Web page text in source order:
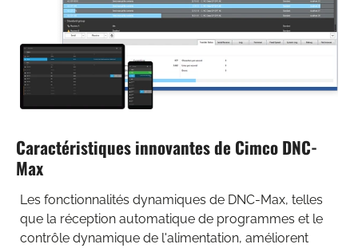
Caractéristiques innovantes de Cimco DNC-
Max
Les fonctionnalités dynamiques de DNC-Max, telles
que la réception automatique de programmes et le
contrôle dynamique de l'alimentation, améliorent